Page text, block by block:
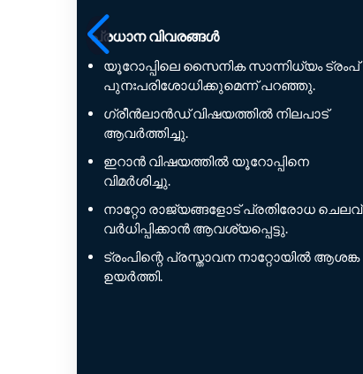
പ്രധാന വിവരങ്ങൾ
യൂറോപ്പിലെ സൈനിക സാന്നിധ്യം ട്രംപ്
പുനഃപരിശോധിക്കുമെന്ന് പറഞ്ഞു.
ഗ്രീൻലാൻഡ് വിഷയത്തിൽ നിലപാട്
ആവർത്തിച്ചു.
ഇറാൻ വിഷയത്തിൽ യൂറോപ്പിനെ
വിമർശിച്ചു.
നാറ്റോ രാജ്യങ്ങളോട് പ്രതിരോധ ചെലവ്
വർധിപ്പിക്കാൻ ആവശ്യപ്പെട്ടു.
ട്രംപിന്റെ പ്രസ്താവന നാറ്റോയിൽ ആശങ്ക
ഉയർത്തി.